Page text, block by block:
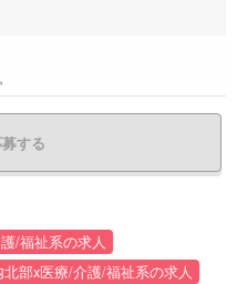
する
/福祉系の求人
北部x医療/介護/福祉系の求人